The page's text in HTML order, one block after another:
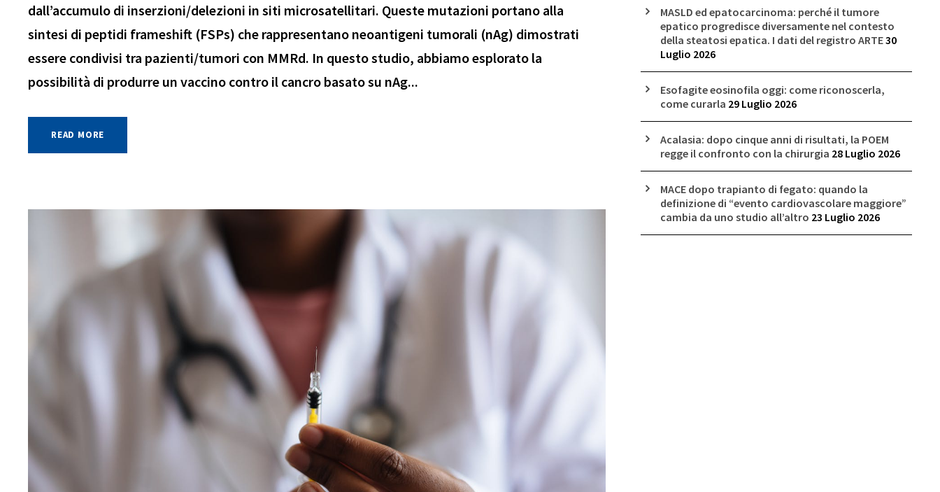
dall’accumulo di inserzioni/delezioni in siti microsatellitari. Queste mutazioni portano alla
sintesi di peptidi frameshift (FSPs) che rappresentano neoantigeni tumorali (nAg) dimostrati
essere condivisi tra pazienti/tumori con MMRd. In questo studio, abbiamo esplorato la
possibilità di produrre un vaccino contro il cancro basato su nAg...
READ MORE
MASLD ed epatocarcinoma: perché il tumore
epatico progredisce diversamente nel contesto
della steatosi epatica. I dati del registro ARTE30
Luglio 2026
Esofagite eosinofila oggi: come riconoscerla,
come curarla 29 Luglio 2026
Acalasia: dopo cinque anni di risultati, la POEM
regge il confronto con la chirurgia 28 Luglio 2026
MACE dopo trapianto di fegato: quando la
definizione di “evento cardiovascolare maggiore”
cambia da uno studio all’altro 23 Luglio 2026